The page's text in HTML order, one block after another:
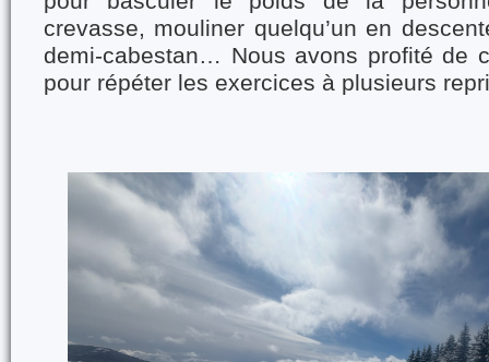
crevasse, mouliner quelqu’un en
demi-cabestan… Nous avons profité de
pour répéter les exercices à plusieurs